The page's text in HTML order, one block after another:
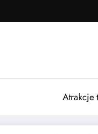
Atrakcje